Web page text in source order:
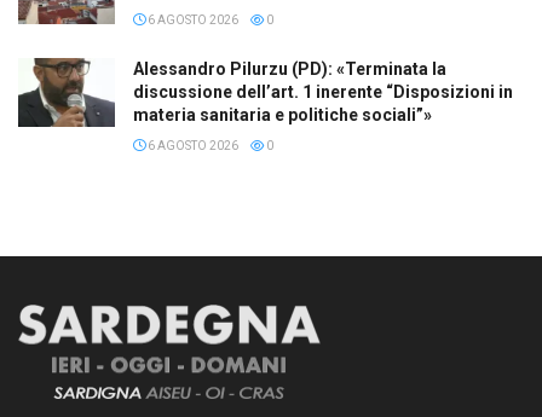
6 AGOSTO 2026 0
Alessandro Pilurzu (PD): «Terminata la
discussione dell’art. 1 inerente “Disposizioni in
materia sanitaria e politiche sociali”»
6 AGOSTO 2026 0